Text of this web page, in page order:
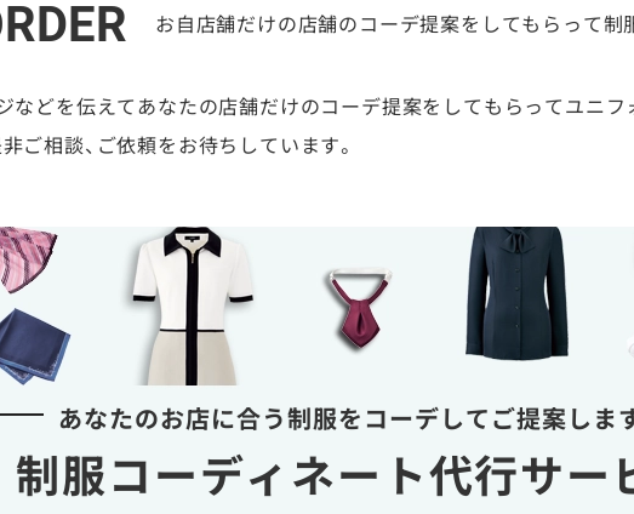
お自店舗だけの店舗のコーデ提案をしてもらって制
などを伝えてあなたの店舗だけのコーデ提案をしてもらってユニフ
相談、ご依頼をお待ちしています。
あなたのお店に合う制服をコーデしてご提案しま
制服コーディネート代行サー